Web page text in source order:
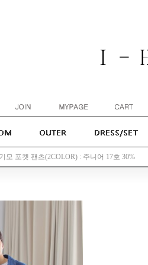
모 포켓 팬츠(2COLOR) : 주니어 17호 30%